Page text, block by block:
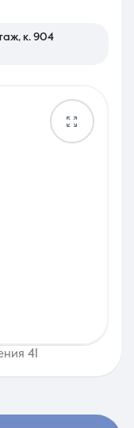
41
к. 904